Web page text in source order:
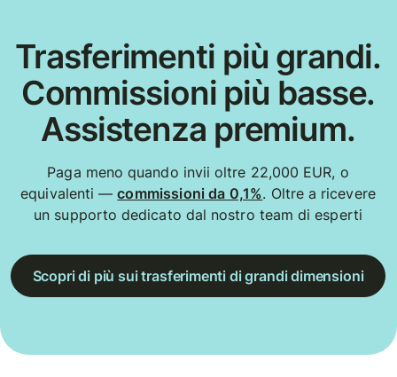
Trasferimenti più grandi.
Commissioni più basse.
Assistenza premium.
Paga meno quando invii oltre 22,000 EUR, o
equivalenti —commissioni da 0,1%. Oltre a ricevere
un supporto dedicato dal nostro team di esperti
Scopri di più sui trasferimenti di grandi dimensioni